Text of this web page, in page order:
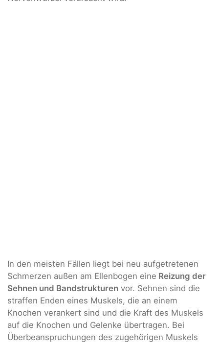
In den meisten Fällen liegt bei neu aufgetretenen
Schmerzen außen am Ellenbogen eine Reizung der
Sehnen und Bandstrukturen vor. Sehnen sind die
straffen Enden eines Muskels, die an einem
Knochen verankert sind und die Kraft des Muskels
auf die Knochen und Gelenke übertragen. Bei
Überbeanspruchungen des zugehörigen Muskels